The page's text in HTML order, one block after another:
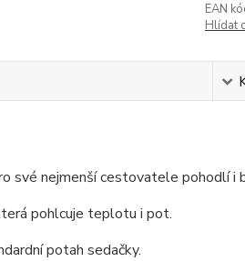
EAN
Hlídat
své nejmenší cestovatele pohodlí i
pohlcuje teplotu i pot.
potah sedačky.